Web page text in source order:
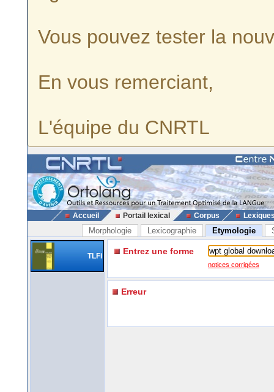
Vous pouvez tester la
En vous remerciant,
L'équipe du CNRTL
Accueil Portail lexical Corpus
Morphologie Lexicographie Etymologie
TLFi Entrez une forme
notices corrigées
Erreur